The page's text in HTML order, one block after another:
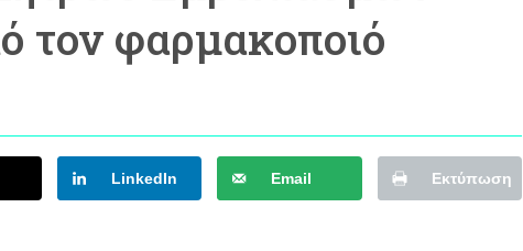
τον φαρμακοποιό
LinkedIn Email Εκτύπωση